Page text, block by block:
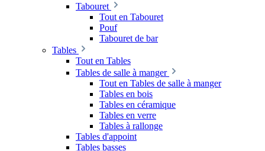
Tabouret
Tout en Tabouret
Pouf
Tabouret de bar
Tables
Tout en Tables
Tables de salle à manger
Tout en Tables de salle à manger
Tables en bois
Tables en céramique
Tables en verre
Tables à rallonge
Tables d'appoint
Tables basses